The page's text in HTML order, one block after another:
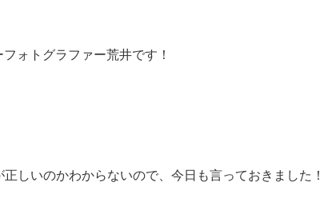
ォトグラファー荒井です！
しいのかわからないので、今日も言っておきました！